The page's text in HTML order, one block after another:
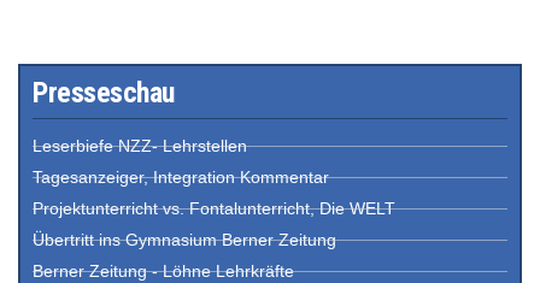
Presseschau
Leserbiefe NZZ- Lehrstellen
Tagesanzeiger, Integration Kommentar
Projektunterricht vs. Fontalunterricht, Die WELT
Übertritt ins Gymnasium Berner Zeitung
Berner Zeitung - Löhne Lehrkräfte